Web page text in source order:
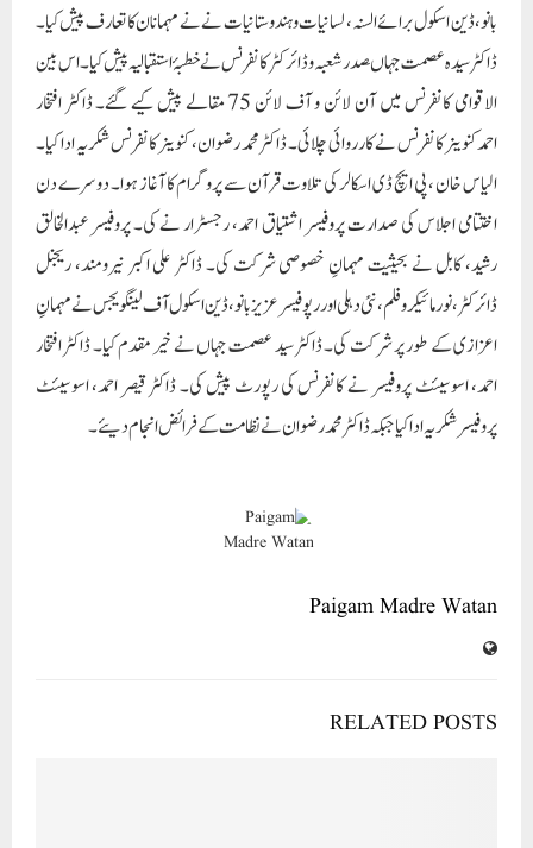
بانو، ڈین اسکول برائے السنہ، لسانیات و ہندوستانیات نے نے مہمانان کا تعارف پیش کیا۔
ڈاکٹر سید ہ عصمت جہاںصدر شعبہ و ڈائرکٹر کانفرنس نے خطبۂ استقبالیہ پیش کیا۔ اس بین
الاقوامی کانفرنس میں آن لائن و آف لائن 75 مقالے پیش کیے گئے۔ ڈاکٹر افتخار
احمدکنوینر کانفرنس نے کارروائی چلائی۔ ڈاکٹر محمد رضوان، کنوینر کانفرنس شکریہ ادا کیا۔
الیاس خان ، پی ایچ ڈی اسکالر کی تلاوت قرآن سے پروگرام کا آغاز ہوا۔ دوسرے دن
اختتامی اجلاس کی صدارت پروفیسر اشتیاق احمد، رجسٹرار نے کی۔ پروفیسر عبدالخالق
رشید، کابل نے بحیثیت مہمانِ خصوصی شرکت کی۔ ڈاکٹر علی اکبر نیرومند، ریجنل
ڈائرکٹر، نور مائیکرو فلم، نئی دہلی اور رپوفیسر عزیز بانو، ڈین اسکول آف لینگویجس نے مہمانِ
اعزازی کے طور پر شرکت کی۔ ڈاکٹر سید عصمت جہاں نے خیر مقدم کیا۔ ڈاکٹر افتخار
احمد، اسوسیئٹ پروفیسر نے کانفرنس کی رپورٹ پیش کی۔ ڈاکٹر قیصر احمد، اسوسیئٹ
پروفیسر شکریہ ادا کیا جبکہ ڈاکٹر محمد رضوان نے نظامت کے فرائض انجام دیئے۔
Paigam Madre Watan
RELATED POSTS